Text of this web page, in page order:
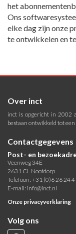
het
Ons
elke dag zijn onze
te ontwikkelen en
Over inct
inct is opgericht in 2002
bestaan ontwikkeld tot
Contactgegevens
Post- en
Veenweg 34E
2631 CL Nootdorp
Telefoon: +31 (0)6 26 24
E-mail: info@inct.nl
Onze privacyverklaring
Volg ons